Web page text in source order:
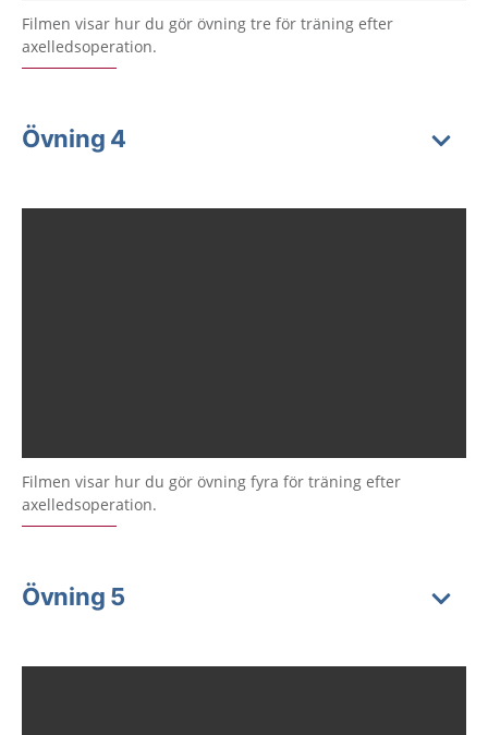
Filmen visar hur du gör övning tre för träning efter
axelledsoperation.
Övning 4
Filmen visar hur du gör övning fyra för träning efter
axelledsoperation.
Övning 5